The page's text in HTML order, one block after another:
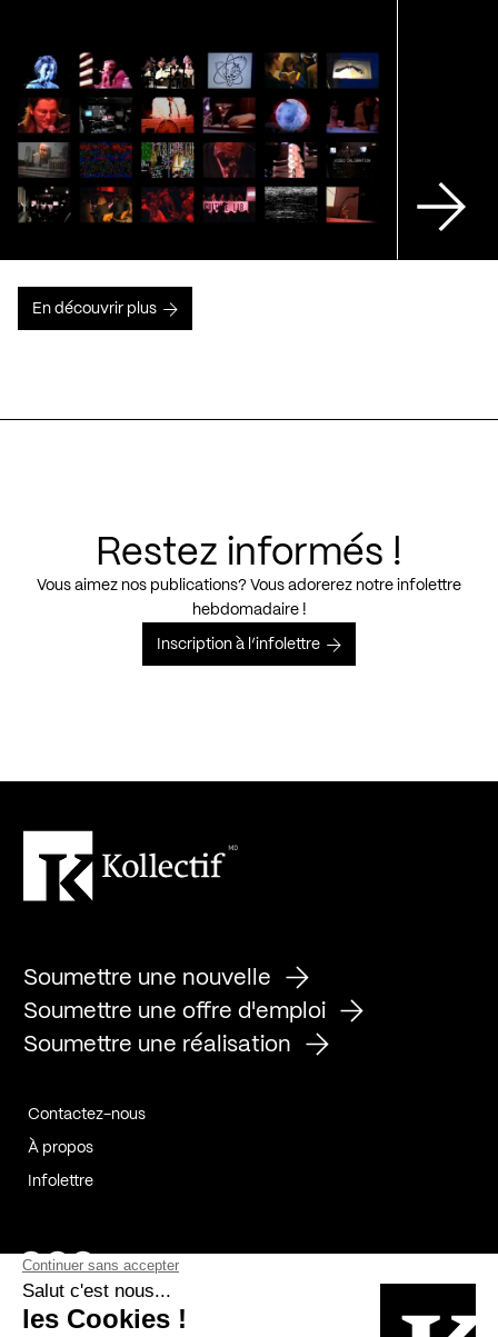
En découvrir plus
Restez informés !
Vous aimez nos publications? Vous adorerez notre infolettre
hebdomadaire !
Inscription à l’infolettre
Soumettre une nouvelle
Soumettre une offre d'emploi
Soumettre une réalisation
Contactez-nous
À propos
Infolettre
Page Facebook de Kollectif
Page Instagram de Kollectif
Page Linkedin de Kollectif